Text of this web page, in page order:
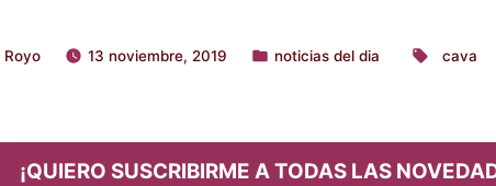
13 noviembre, 2019
Publicado
noticias del dia
Etiquetas:
cava
¡QUIERO SUSCRIBIRME A TODAS LAS